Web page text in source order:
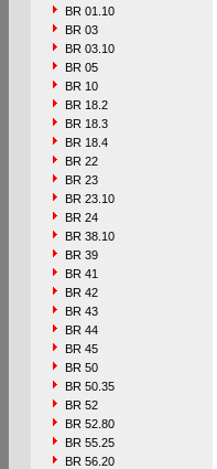
BR 01.10
BR 03
BR 03.10
BR 05
BR 10
BR 18.2
BR 18.3
BR 18.4
BR 22
BR 23
BR 23.10
BR 24
BR 38.10
BR 39
BR 41
BR 42
BR 43
BR 44
BR 45
BR 50
BR 50.35
BR 52
BR 52.80
BR 55.25
BR 56.20